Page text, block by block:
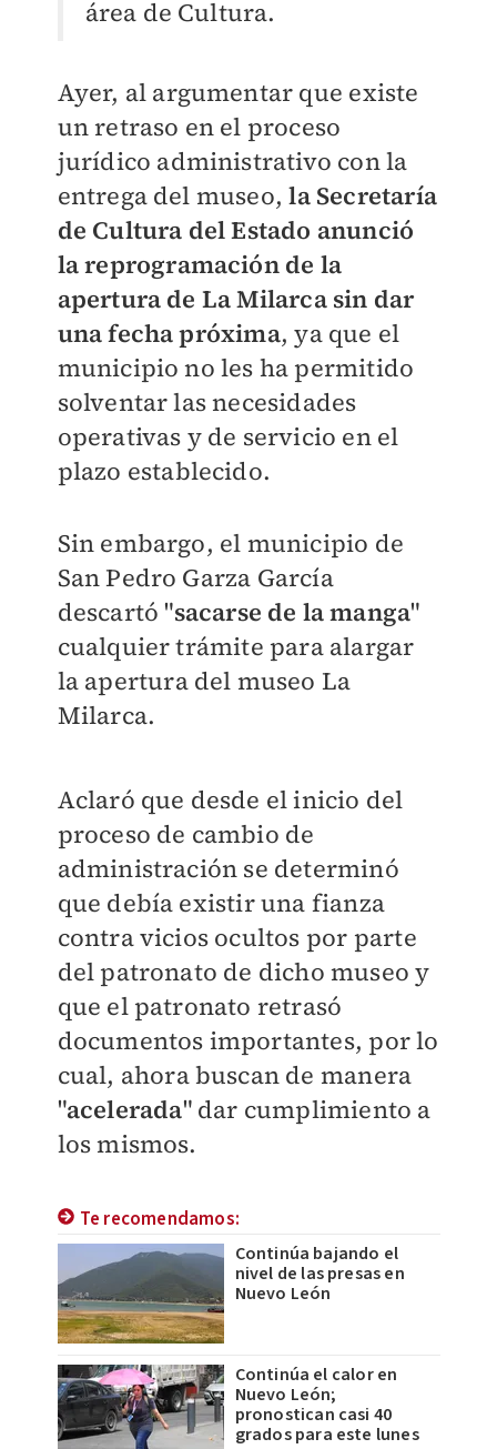
área de Cultura.
Ayer, al argumentar que existe
un retraso en el proceso
jurídico administrativo con la
entrega del museo,la Secretaría
de Cultura del Estado anunció
la reprogramación de la
apertura de La Milarca sin dar
una fecha próxima, ya que el
municipio no les ha permitido
solventar las necesidades
operativas y de servicio en el
plazo establecido.
Sin embargo, el municipio de
San Pedro Garza García
descartó "sacarse de la manga"
cualquier trámite para alargar
la apertura del museo La
Milarca.
Aclaró que desde el inicio del
proceso de cambio de
administración se determinó
que debía existir una fianza
contra vicios ocultos por parte
del patronato de dicho museo y
que el patronato retrasó
documentos importantes, por lo
cual, ahora buscan de manera
"acelerada" dar cumplimiento a
los mismos.
Te recomendamos:
Continúa bajando el
nivel de las presas en
Nuevo León
Continúa el calor en
Nuevo León;
pronostican casi 40
grados para este lunes